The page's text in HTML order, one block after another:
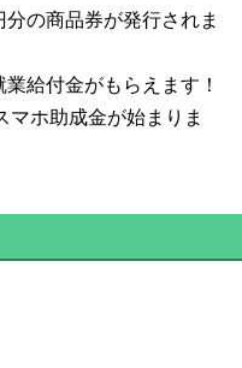
分の商品券が発行されま
給付金がもらえます！
マホ助成金が始まりま